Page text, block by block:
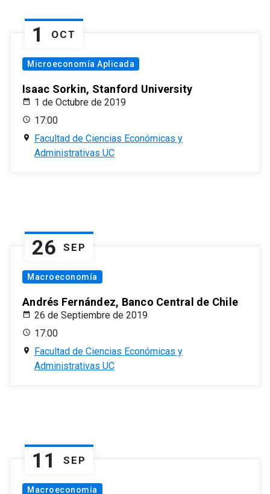
1 OCT
Microeconomía Aplicada
Isaac Sorkin, Stanford University
1 de Octubre de 2019
17:00
Facultad de Ciencias Económicas y
Administrativas UC
26 SEP
Macroeconomía
Andrés Fernández, Banco Central de Chile
26 de Septiembre de 2019
17:00
Facultad de Ciencias Económicas y
Administrativas UC
11 SEP
Macroeconomía